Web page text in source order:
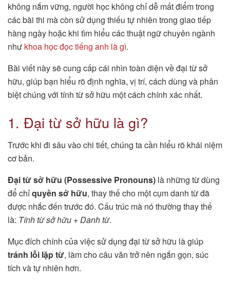
không nắm vững, người học không chỉ dễ mất điểm trong
các bài thi mà còn sử dụng thiếu tự nhiên trong giao tiếp
hàng ngày hoặc khi tìm hiểu các thuật ngữ chuyên ngành
như khoa học đọc tiếng anh là gì.
Bài viết này sẽ cung cấp cái nhìn toàn diện về đại từ sở
hữu, giúp bạn hiểu rõ định nghĩa, vị trí, cách dùng và phân
biệt chúng với tính từ sở hữu một cách chính xác nhất.
1. Đại từ sở hữu là gì?
Trước khi đi sâu vào chi tiết, chúng ta cần hiểu rõ khái niệm
cơ bản.
Đại từ sở hữu (Possessive Pronouns) là những từ dùng
để chỉquyền sở hữu, thay thế cho một cụm danh từ đã
được nhắc đến trước đó. Cấu trúc mà nó thường thay thế
là: Tính từ sở hữu + Danh từ.
Mục đích chính của việc sử dụng đại từ sở hữu là giúp
tránh lỗi lặp từ, làm cho câu văn trở nên ngắn gọn, súc
tích và tự nhiên hơn.